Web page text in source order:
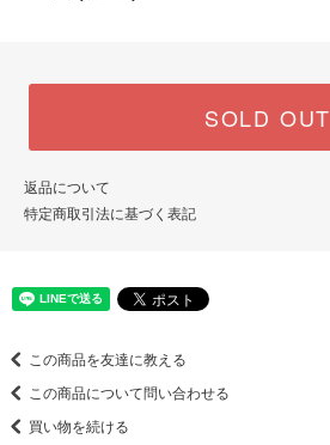
SOLD OUT
返品について
特定商取引法に基づく表記
この商品を友達に教える
この商品について問い合わせる
買い物を続ける